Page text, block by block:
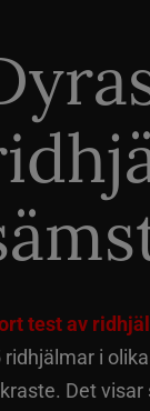
test av
ridhjälmar i
Det